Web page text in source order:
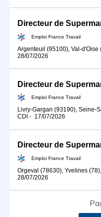
Emploi France Travail
Argenteuil (95100), Val-d'Oise
28/07/2026
Emploi France Travail
Livry-Gargan (93190), Seine-
CDI - 17/07/2026
Emploi France Travail
Orgeval (78630), Yvelines
28/07/2026